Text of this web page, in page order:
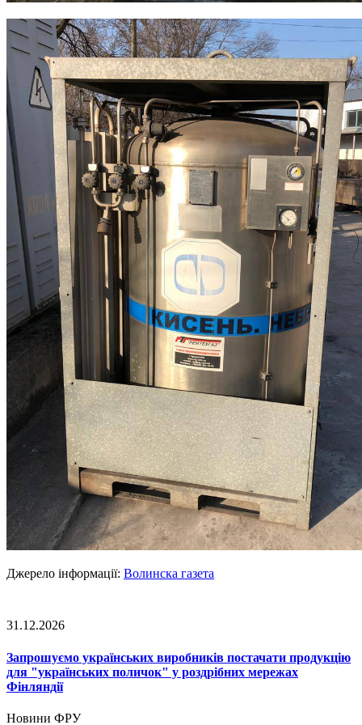
Джерело інформації: Волинска газета
31.12.2026
Запрошуємо українських виробників постачати продукцію
для "українських поличок" у роздрібних мережах
Фінляндії
Новини ФРУ